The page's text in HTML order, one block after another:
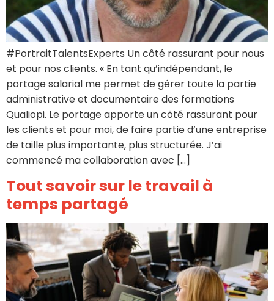
#PortraitTalentsExperts Un côté rassurant pour nous
et pour nos clients. « En tant qu’indépendant, le
portage salarial me permet de gérer toute la partie
administrative et documentaire des formations
Qualiopi. Le portage apporte un côté rassurant pour
les clients et pour moi, de faire partie d’une entreprise
de taille plus importante, plus structurée. J’ai
commencé ma collaboration avec […]
Tout savoir sur le travail à
temps partagé